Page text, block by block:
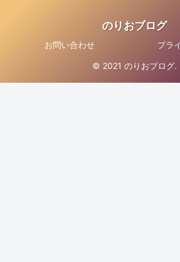
のりおブログ
お問い合わせ プラ
© 2021 のりおブログ.